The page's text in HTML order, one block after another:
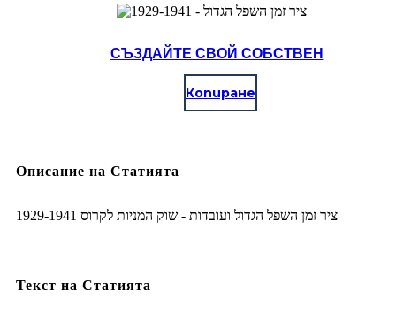
СЪЗДАЙТЕ СВОЙ СОБСТВЕН
Копиране
Описание на Статията
ציר זמן השפל הגדול ועובדות - שוק המניות לקרוס 1929-1941
Текст на Статията